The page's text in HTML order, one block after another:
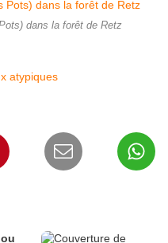
dans la forêt de Retz
atypiques